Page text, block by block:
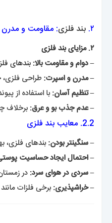
۲. بند فلزی: مقاومت و مدرن
۲. مزایای بند فلزی
– دوام و مقاومت بالا: بندهای
– مدرن و اسپرت: طراحی
– تنظیم آسان: با استفاده از
– عدم جذب بو و عرق: برخلاف
2.2. معایب بند فلزی
– سنگینتر بودن: بندهای فلزی،
– احتمال ایجاد حساسیت
– سردی در هوای سرد: در
– خراشپذیری: برخی فلزات